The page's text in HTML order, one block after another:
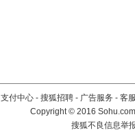
支付中心 - 搜狐招聘 - 广告服务 - 客
Copyright©2016
搜狐不良信息举